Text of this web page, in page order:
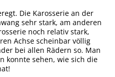
Die Karosserie an der
sehr stark, am anderen
noch relativ stark,
Achse scheinbar völlig
bei allen Rädern so. Man
konnte sehen, wie sich die